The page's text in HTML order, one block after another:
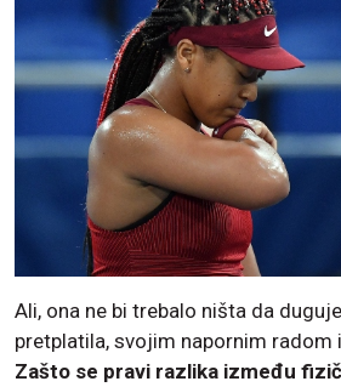
Ali, ona ne bi trebalo ništa da
pretplatila, svojim napornim radom
Zašto se pravi razlika između